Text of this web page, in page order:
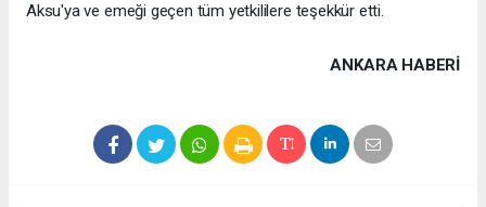
Aksu'ya ve emeği geçen tüm yetkililere teşekkür etti.
ANKARA HABERİ